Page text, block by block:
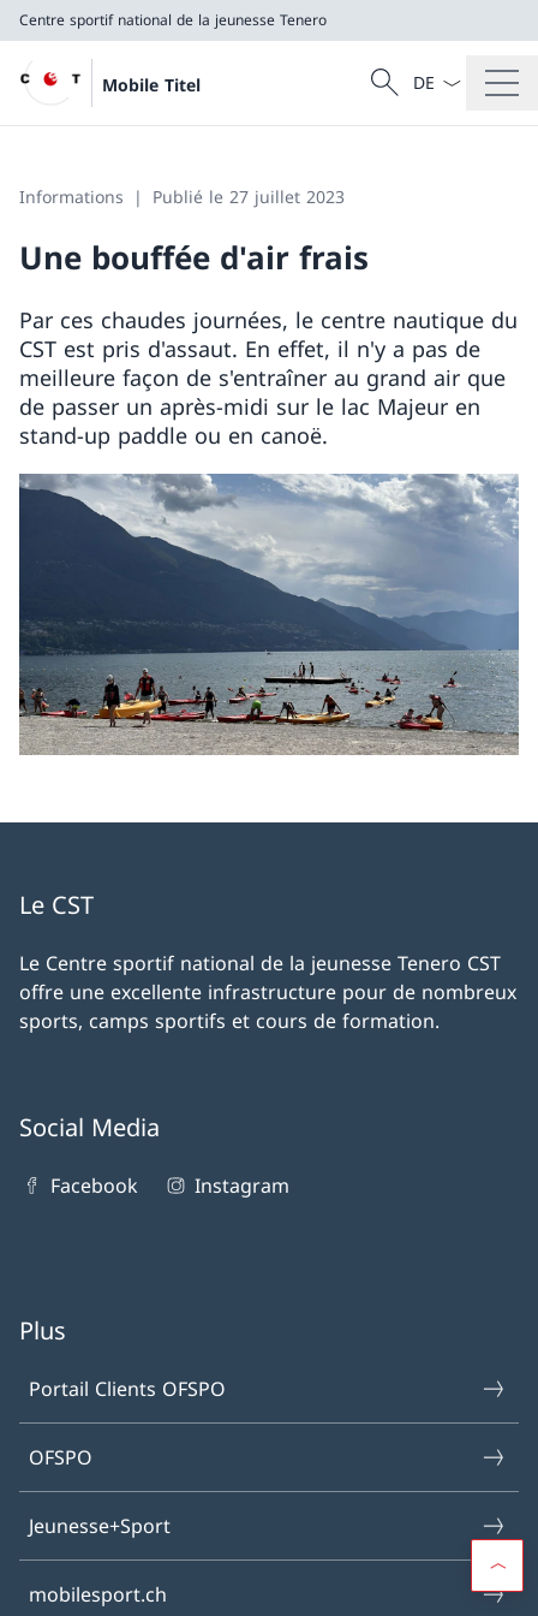
Centre sportif national de la jeunesse Tenero
Mobile Titel
Recherche
Recherche
La langue
Informations Publié le 27 juillet 2023
Une bouffée d'air frais
Par ces chaudes journées, le centre nautique du
CST est pris d'assaut. En effet, il n'y a pas de
meilleure façon de s'entraîner au grand air que
de passer un après-midi sur le lac Majeur en
stand-up paddle ou en canoë.
Le CST
Le Centre sportif national de la jeunesse Tenero CST
offre une excellente infrastructure pour de nombreux
sports, camps sportifs et cours de formation.
Social Media
Facebook Instagram
Plus
Portail Clients OFSPO
OFSPO
Jeunesse+Sport
mobilesport.ch